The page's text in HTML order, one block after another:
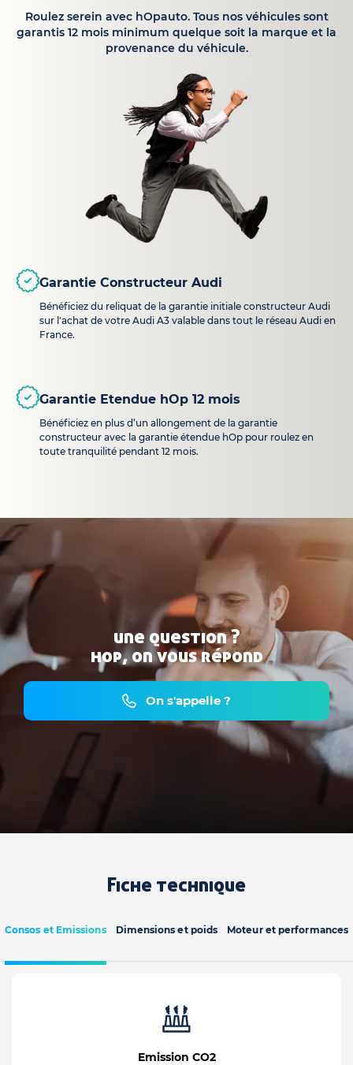
Roulez serein avec hOpauto. Tous nos véhicules sont
garantis 12 mois minimum quelque soit la marque et la
provenance du véhicule.
Garantie Constructeur Audi
Bénéficiez du reliquat de la garantie initiale constructeur Audi
sur l'achat de votre Audi A3 valable dans tout le réseau Audi en
France.
Garantie Etendue hOp 12 mois
Bénéficiez en plus d’un allongement de la garantie
constructeur avec la garantie étendue hOp pour roulez en
toute tranquilité pendant 12 mois.
une question ?
hop, on vous répond
On s'appelle ?
Fiche technique
Consos et Emissions Dimensions et poids Moteur et performances
Emission CO2